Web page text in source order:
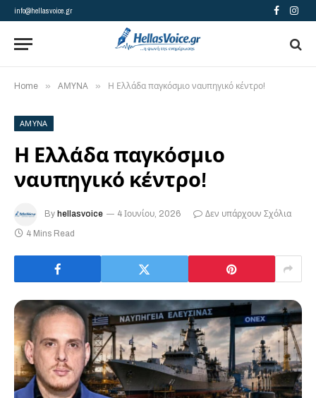
info@hellasvoice.gr Facebook
Home » ΑΜΥΝΑ » Η Ελλάδα παγκόσμιο ναυπηγικό κέντρο!
ΑΜΥΝΑ
Η Ελλάδα παγκόσμιο
ναυπηγικό κέντρο!
By hellasvoice 4 Ιουνίου, 2026
Δεν υπάρχουν Σχόλια
4 Mins Read